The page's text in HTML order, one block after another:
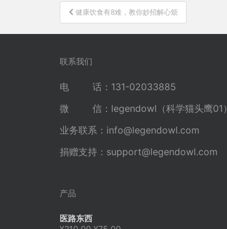
文
章
导
健康饮食有8难，教你妙招解心烦
联系我们
电 话：131-02033885
微 信：legendowl（科学猫头鹰01）
业务联系： info@legendowl.com
捐赠支持： support@legendowl.com
产品
医路东西